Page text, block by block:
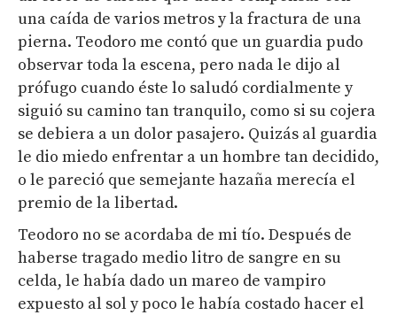
una caída de varios metros y la fractura de una
pierna. Teodoro me contó que un guardia pudo
observar toda la escena, pero nada le dijo al
prófugo cuando éste lo saludó cordialmente y
siguió su camino tan tranquilo, como si su cojera
se debiera a un dolor pasajero. Quizás al guardia
le dio miedo enfrentar a un hombre tan decidido,
o le pareció que semejante hazaña merecía el
premio de la libertad.
Teodoro no se acordaba de mi tío. Después de
haberse tragado medio litro de sangre en su
celda, le había dado un mareo de vampiro
expuesto al sol y poco le había costado hacer el